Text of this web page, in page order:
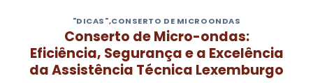
"DICAS",CONSERTO DE MICROONDAS
Conserto de Micro-ondas:
Eficiência, Segurança e a Excelência
da Assistência Técnica Lexemburgo